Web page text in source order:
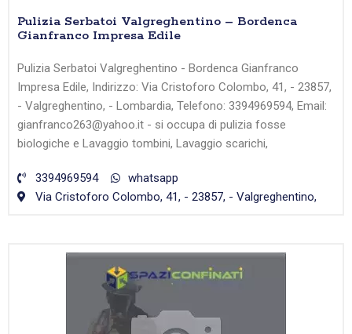
Pulizia Serbatoi Valgreghentino – Bordenca
Gianfranco Impresa Edile
Pulizia Serbatoi Valgreghentino - Bordenca Gianfranco
Impresa Edile, Indirizzo: Via Cristoforo Colombo, 41, - 23857,
- Valgreghentino, - Lombardia, Telefono: 3394969594, Email:
gianfranco263@yahoo.it - si occupa di pulizia fosse
biologiche e Lavaggio tombini, Lavaggio scarichi,
3394969594
whatsapp
Via Cristoforo Colombo, 41, - 23857, - Valgreghentino,